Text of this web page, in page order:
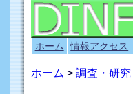
ホーム 情報アクセス
ホーム > 調査・研究